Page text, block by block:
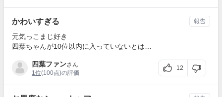
かわいすぎる
元気っこまじ好き
四葉ちゃんが10位以内に入っていないとは…
四葉ファンさん
1位(100点)の評価
12
報告